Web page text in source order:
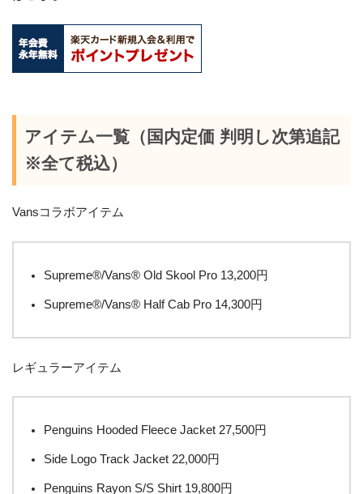
アイテム一覧（国内定価 判明し次第追記
※全て税込）
Vansコラボアイテム
Supreme®/Vans® Old Skool Pro 13,200円
Supreme®/Vans® Half Cab Pro 14,300円
レギュラーアイテム
Penguins Hooded Fleece Jacket 27,500円
Side Logo Track Jacket 22,000円
Penguins Rayon S/S Shirt 19,800円